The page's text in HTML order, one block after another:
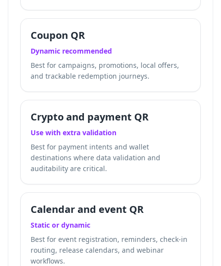
Coupon QR
Dynamic recommended
Best for campaigns, promotions, local offers,
and trackable redemption journeys.
Crypto and payment QR
Use with extra validation
Best for payment intents and wallet
destinations where data validation and
auditability are critical.
Calendar and event QR
Static or dynamic
Best for event registration, reminders, check-in
routing, release calendars, and webinar
workflows.